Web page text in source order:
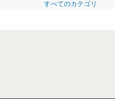
すべてのカテゴリ